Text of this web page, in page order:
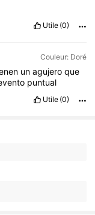
Utile (0)
Couleur: Doré
unagujeroque
puntual
Utile (0)